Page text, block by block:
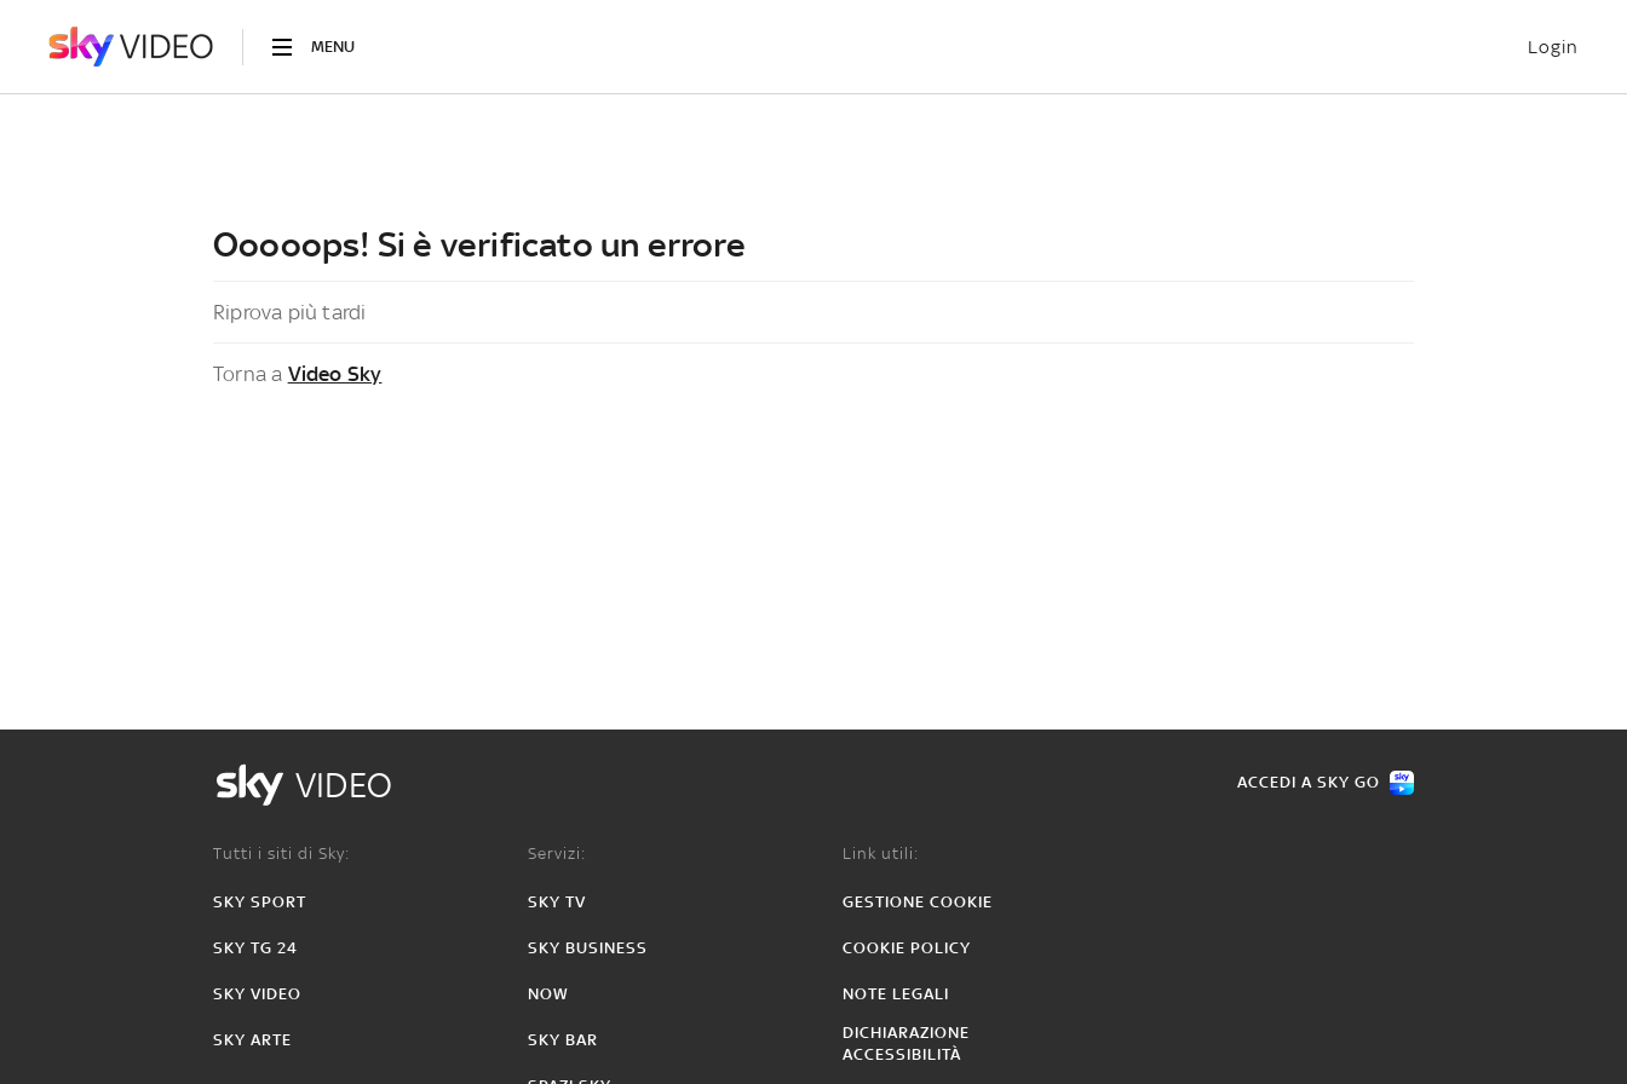
MENU Login
Ooooops! Si è verificato un errore
Riprova più tardi
Torna a Video Sky
VIDEO ACCEDI A SKY GO
Tutti i siti di Sky:
SKY SPORT
SKY TG 24
SKY VIDEO
SKY ARTE
Servizi:
SKY TV
SKY BUSINESS
NOW
SKY BAR
Link utili:
GESTIONE COOKIE
COOKIE POLICY
NOTE LEGALI
DICHIARAZIONE
ACCESSIBILITÀ